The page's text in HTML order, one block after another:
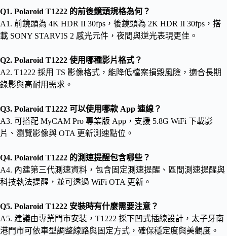
Q1. Polaroid T1222 的前後鏡頭規格為何？
A1. 前鏡頭為 4K HDR II 30fps，後鏡頭為 2K HDR II 30fps，搭
載 SONY STARVIS 2 感光元件，夜間與逆光表現更佳。
Q2. Polaroid T1222 使用哪種影片格式？
A2. T1222 採用 TS 影像格式，能降低檔案損毀風險，適合長期
錄影與高耐用需求。
Q3. Polaroid T1222 可以使用哪款 App 連線？
A3. 可搭配 MyCAM Pro 專業版 App，支援 5.8G WiFi 下載影
片、瀏覽影像與 OTA 更新測速點位。
Q4. Polaroid T1222 的測速提醒包含哪些？
A4. 內建第三代測速資料，包含固定測速提醒、區間測速提醒與
科技執法提醒，並可透過 WiFi OTA 更新。
Q5. Polaroid T1222 安裝時有什麼需要注意？
A5. 建議由專業門市安裝，T1222 採下凹式插線設計，太子牙南
港門市可依車型調整線路與固定方式，確保穩定度與美觀度。